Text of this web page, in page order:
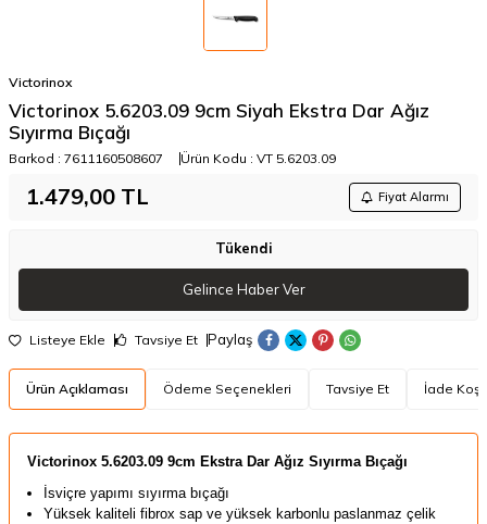
Victorinox
Victorinox 5.6203.09 9cm Siyah Ekstra Dar Ağız
Sıyırma Bıçağı
Barkod : 7611160508607 Ürün Kodu : VT 5.6203.09
1.479,00 TL Fiyat Alarmı
Tükendi
Gelince Haber Ver
Listeye Ekle Tavsiye Et Paylaş
Ürün Açıklaması Ödeme Seçenekleri Tavsiye Et İade
Victorinox 5.6203.09 9cm Ekstra Dar Ağız Sıyırma Bıçağı
İsviçre yapımı sıyırma bıçağı
Yüksek kaliteli fibrox sap ve yüksek karbonlu paslanmaz çelik